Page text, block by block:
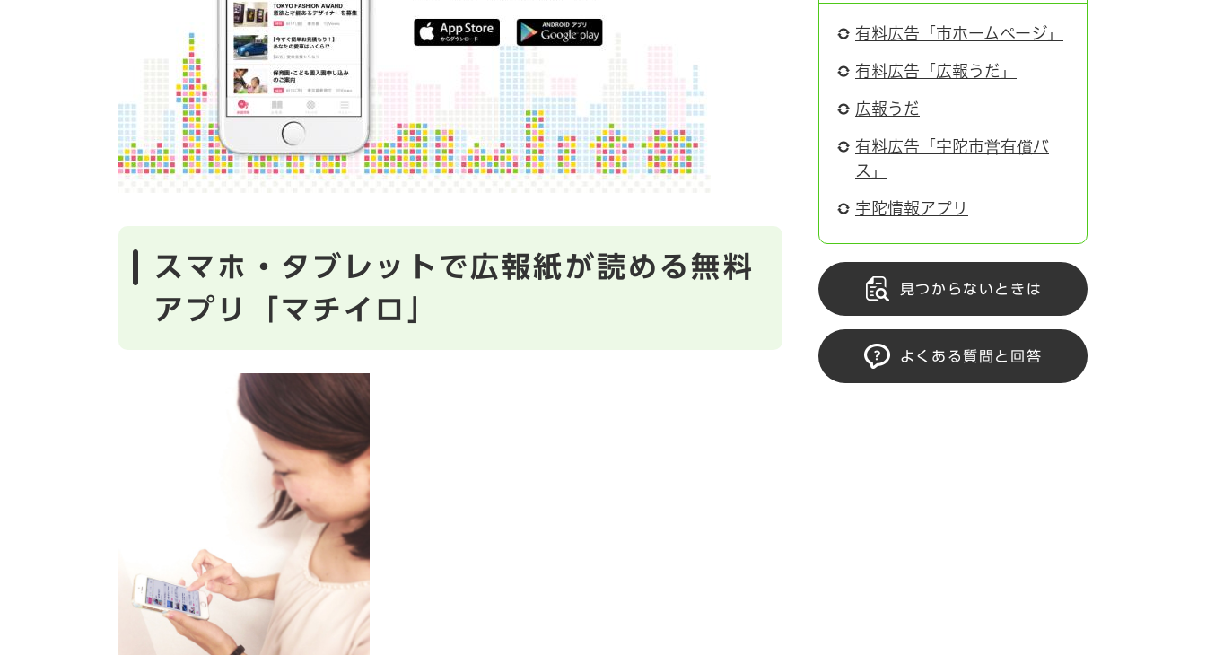
スマホ・タブレットで広報紙が読める無料
アプリ「マチイロ」
有料広告「市ホームページ」
有料広告「広報うだ」
広報うだ
有料広告「宇陀市営有償バ
ス」
宇陀情報アプリ
見つからないときは
よくある質問と回答